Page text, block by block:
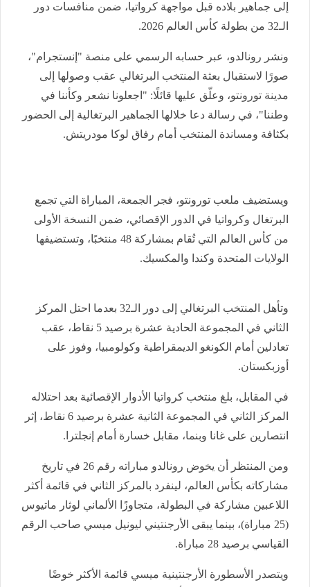
إلى جماهير بلاده قبل مواجهة كرواتيا، ضمن منافسات دور
الـ32 من بطولة كأس العالم 2026.
ونشر رونالدو، عبر حسابه الرسمي على منصة "إنستجرام"،
صورًا لاستقبال بعثة المنتخب البرتغالي عقب وصولها إلى
مدينة تورونتو، وعلّق عليها قائلًا: "اجعلونا نشعر وكأننا في
وطننا"، في رسالة دعا خلالها الجماهير البرتغالية إلى الحضور
بكثافة ومساندة المنتخب أمام رفاق لوكا مودريتش.
ويستضيف ملعب تورونتو، فجر الجمعة، المباراة التي تجمع
البرتغال وكرواتيا في الدور الإقصائي، ضمن النسخة الأولى
من كأس العالم التي تُقام بمشاركة 48 منتخبًا، وتستضيفها
الولايات المتحدة وكندا والمكسيك.
وتأهل المنتخب البرتغالي إلى دور الـ32 بعدما احتل المركز
الثاني في المجموعة الحادية عشرة برصيد 5 نقاط، عقب
تعادلين أمام الكونغو الديمقراطية وكولومبيا، وفوز على
أوزبكستان.
في المقابل، بلغ منتخب كرواتيا الأدوار الإقصائية بعد احتلاله
المركز الثاني في المجموعة الثانية عشرة برصيد 6 نقاط، إثر
انتصارين على غانا وبنما، مقابل خسارة أمام إنجلترا.
ومن المنتظر أن يخوض رونالدو مباراته رقم 26 في تاريخ
مشاركاته بكأس العالم، لينفرد بالمركز الثاني في قائمة أكثر
اللاعبين مشاركة في البطولة، متجاوزًا الألماني لوثار ماتيوس
(25 مباراة)، بينما يبقى الأرجنتيني ليونيل ميسي صاحب الرقم
القياسي برصيد 28 مباراة.
ويتصدر الأسطورة الأرجنتينية ميسي قائمة الأكثر خوضًا